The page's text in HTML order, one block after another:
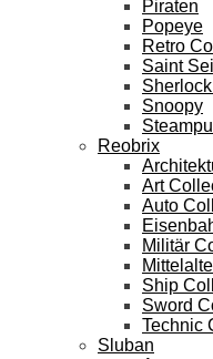
Piraten
Popeye
Retro
Saint
Snoopy
Reobrix
Art
Auto
Militär
Ship
Sword
Technic
Sluban